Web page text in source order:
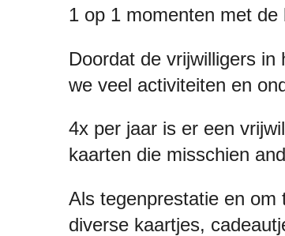
1 op 1 momenten met
Doordat de vrijwilligers
we veel activiteiten en
4x per jaar is er een
kaarten die misschien
Als tegenprestatie en om
diverse kaartjes,